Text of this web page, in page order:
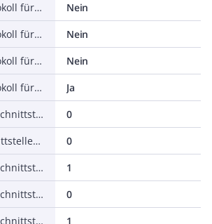
Unterstützt Protokoll für INTERBUS-Safety
Nein
Unterstützt Protokoll für PROFIsafe
Nein
Unterstützt Protokoll für SafetyBUS p
Nein
Unterstützt Protokoll für sonstige Bussysteme
Ja
Anzahl der HW-Schnittstellen Industrial Ethernet
0
Anzahl der Schnittstellen PROFINET
0
Anzahl der HW-Schnittstellen seriell RS-232
1
Anzahl der HW-Schnittstellen seriell RS-422
0
Anzahl der HW-Schnittstellen seriell RS-485
1